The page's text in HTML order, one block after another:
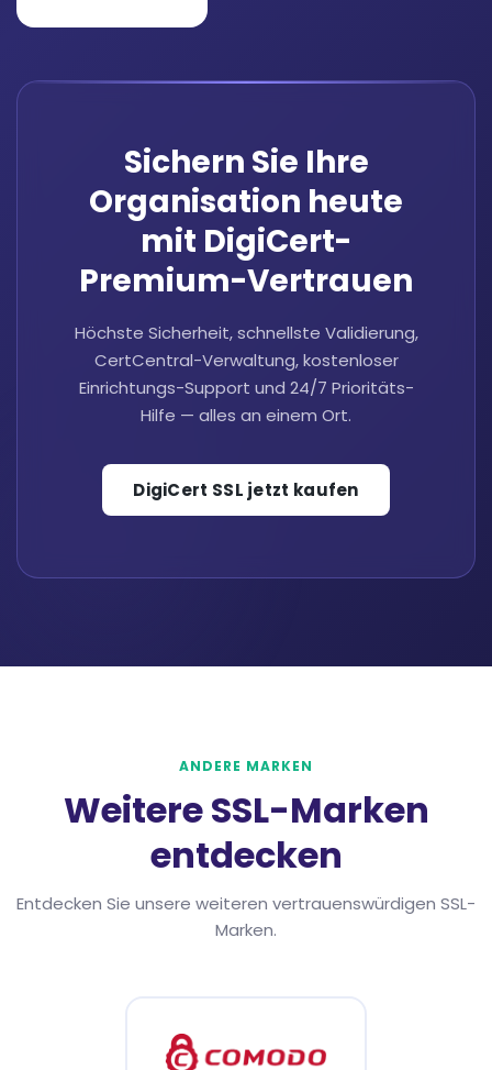
Sichern Sie Ihre
Organisation heute
mit DigiCert-
Premium-Vertrauen
Höchste Sicherheit, schnellste Validierung,
CertCentral-Verwaltung, kostenloser
Einrichtungs-Support und 24/7 Prioritäts-
Hilfe — alles an einem Ort.
DigiCert SSL jetzt kaufen
ANDERE MARKEN
Weitere SSL-Marken
entdecken
Entdecken Sie unsere weiteren vertrauenswürdigen SSL-
Marken.